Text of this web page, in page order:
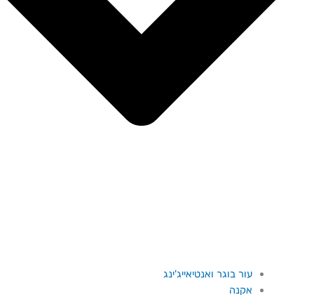
עור בוגר ואנטיאייג'ינג
אקנה